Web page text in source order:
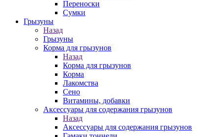
Переноски
Сумки
Грызуны
Назад
Грызуны
Корма для грызунов
Назад
Корма для грызунов
Корма
Лакомства
Сено
Витамины, добавки
Аксессуары для содержания грызунов
Назад
Аксессуары для содержания грызунов